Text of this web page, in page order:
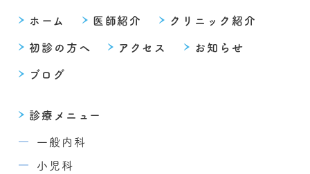
ホーム 医師紹介
クリニック紹介
初診の方へ
アクセス
お知らせ
ブログ
診療メニュー
一般内科
小児科